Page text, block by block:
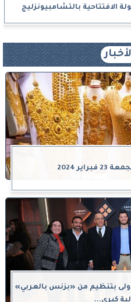
الافتتاحية بالتشامبيونزليج
2024
بتنظيم من «بزنس بالعربي»
كبرى...